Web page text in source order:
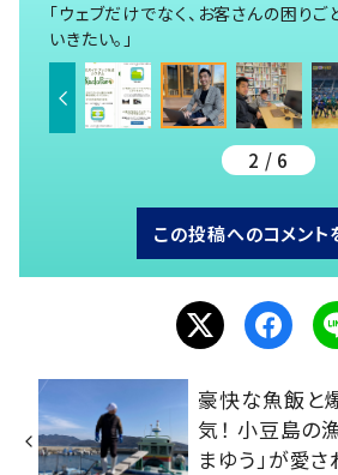
「ウェブだけでなく、お客さんの困り
いきたい。」
2 / 6
この投稿へのコメント
豪快な魚飯と
気！ 小豆島の
まゆう」が愛